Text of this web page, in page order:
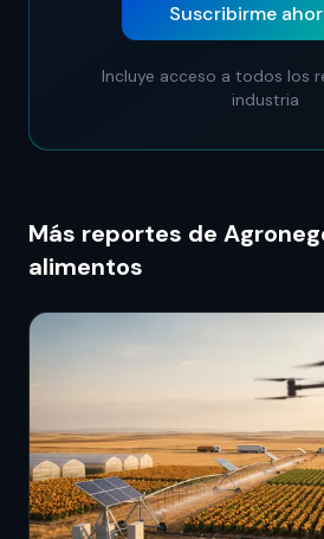
Suscribirme
Incluye acceso a todos los
industria
Más reportes de
alimentos